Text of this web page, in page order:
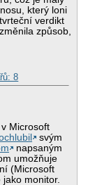
který loni
verdikt
způsob,
8
Microsoft
svým
napsaným
umožňuje
(Microsoft
jako monitor.